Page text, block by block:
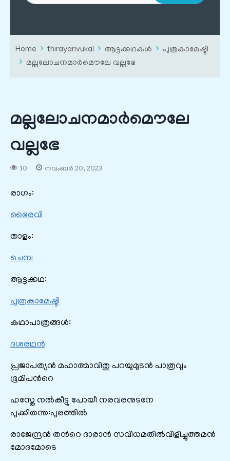
Home thirayarivukal ആട്ടക്കഥകൾ
പുത്രകാമേഷ്ടി
മല്ലലോചനമാർമൌലേ വല്ലഭേ
മല്ലലോചനമാർമൌലേ
വല്ലഭേ
10 നവംബർ 20, 2023
രാഗം:
ഭൈരവി
താളം:
ചെമ്പ
ആട്ടക്കഥ:
പുത്രകാമേഷ്ടി
കഥാപാത്രങ്ങൾ:
ദശരഥൻ
പ്രജാപത്യൻ മഹാത്മാവിതു പറയുമുടൻ പാത്രവും
ഭൂമിപന്‍റെ
ഹസ്തേ നൽകീട്ടു പോയീ നരവരനുടനേ
പുക്കിതന്ത:പുരത്തിൽ
രാജേന്ദ്രൻ തന്‍റെ ദാരാൻ‍ സവിധമതിൽവിളിച്ചുത്തമൻ‍
മോദമോടെ